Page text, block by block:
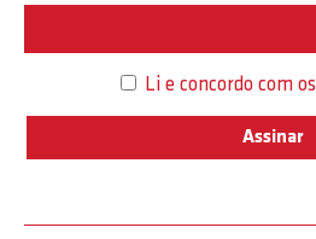
Li e concordo com os